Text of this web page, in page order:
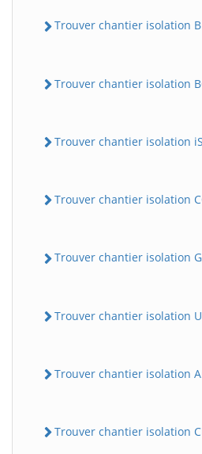
Trouver chantier isolation
Trouver chantier isolation
Trouver chantier isolation
Trouver chantier isolation
Trouver chantier isolation
Trouver chantier isolation
Trouver chantier isolation
Trouver chantier isolation